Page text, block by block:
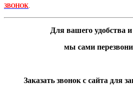
ЗВОНОК.
Для вашего удобства
мы сами
Заказать звонок с сайта для